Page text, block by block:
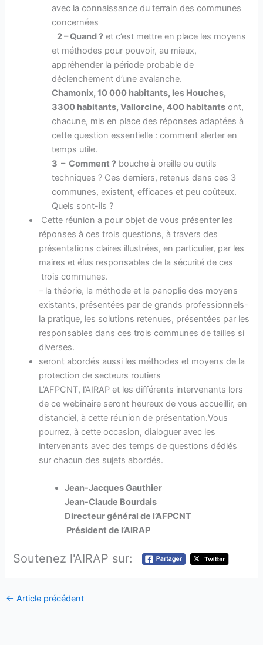
avec la connaissance du terrain des communes
concernées
2 – Quand ? et c’est mettre en place les moyens
et méthodes pour pouvoir, au mieux,
appréhender la période probable de
déclenchement d’une avalanche.
Chamonix, 10 000 habitants, les Houches,
3300 habitants, Vallorcine, 400 habitants ont,
chacune, mis en place des réponses adaptées à
cette question essentielle : comment alerter en
temps utile.
3 – Comment ? bouche à oreille ou outils
techniques ? Ces derniers, retenus dans ces 3
communes, existent, efficaces et peu coûteux.
Quels sont-ils ?
Cette réunion a pour objet de vous présenter les
réponses à ces trois questions, à travers des
présentations claires illustrées, en particulier, par les
maires et élus responsables de la sécurité de ces
trois communes.
– la théorie, la méthode et la panoplie des moyens
existants, présentées par de grands professionnels-
la pratique, les solutions retenues, présentées par les
responsables dans ces trois communes de tailles si
diverses.
seront abordés aussi les méthodes et moyens de la
protection de secteurs routiers
L’AFPCNT, l’AIRAP et les différents intervenants lors
de ce webinaire seront heureux de vous accueillir, en
distanciel, à cette réunion de présentation.Vous
pourrez, à cette occasion, dialoguer avec les
intervenants avec des temps de questions dédiés
sur chacun des sujets abordés.
Jean-Jacques Gauthier
Jean-Claude Bourdais
Directeur général de l’AFPCNT
Président de l’AIRAP
Soutenez l'AIRAP sur:
← Article précédent